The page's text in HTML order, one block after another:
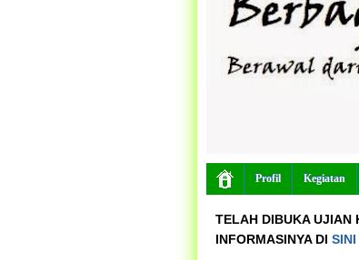
Profil Kegiatan
TELAH DIBUKA UJIAN
INFORMASINYA DI SINI